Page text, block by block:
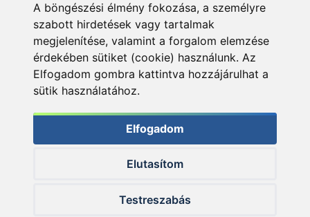
A böngészési élmény fokozása, a személyre
szabott hirdetések vagy tartalmak
megjelenítése, valamint a forgalom elemzése
érdekében sütiket (cookie) használunk. Az
Elfogadom gombra kattintva hozzájárulhat a
sütik használatához.
Elfogadom
Elutasítom
Testreszabás